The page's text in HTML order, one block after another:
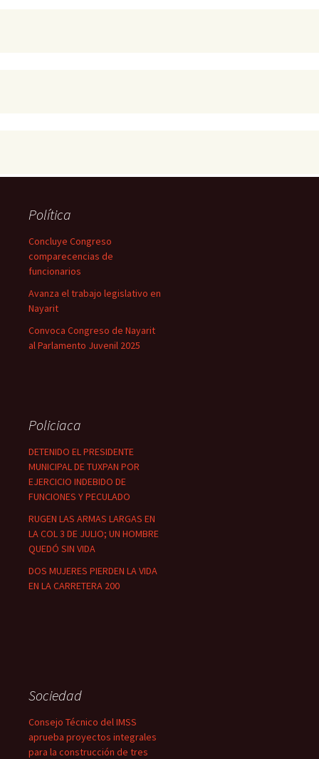
Política
Concluye Congreso
comparecencias de
funcionarios
Avanza el trabajo legislativo en
Nayarit
Convoca Congreso de Nayarit
al Parlamento Juvenil 2025
Policiaca
DETENIDO EL PRESIDENTE
MUNICIPAL DE TUXPAN POR
EJERCICIO INDEBIDO DE
FUNCIONES Y PECULADO
RUGEN LAS ARMAS LARGAS EN
LA COL 3 DE JULIO; UN HOMBRE
QUEDÓ SIN VIDA
DOS MUJERES PIERDEN LA VIDA
EN LA CARRETERA 200
Sociedad
Consejo Técnico del IMSS
aprueba proyectos integrales
para la construcción de tres